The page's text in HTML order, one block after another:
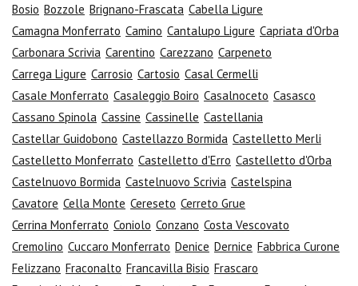
Bosio Bozzole Brignano-Frascata Cabella Ligure
Camagna Monferrato Camino Cantalupo Ligure Capriata d'Orba
Carbonara Scrivia Carentino Carezzano Carpeneto
Carrega Ligure Carrosio Cartosio Casal Cermelli
Casale Monferrato Casaleggio Boiro Casalnoceto Casasco
Cassano Spinola Cassine Cassinelle Castellania
Castellar Guidobono Castellazzo Bormida Castelletto Merli
Castelletto Monferrato Castelletto d'Erro Castelletto d'Orba
Castelnuovo Bormida Castelnuovo Scrivia Castelspina
Cavatore Cella Monte Cereseto Cerreto Grue
Cerrina Monferrato Coniolo Conzano Costa Vescovato
Cremolino Cuccaro Monferrato Denice Dernice Fabbrica Curone
Felizzano Fraconalto Francavilla Bisio Frascaro